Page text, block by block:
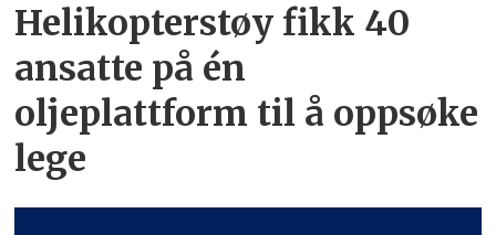
Helikopterstøy fikk 40
ansatte på én
oljeplattform til å oppsøke
lege